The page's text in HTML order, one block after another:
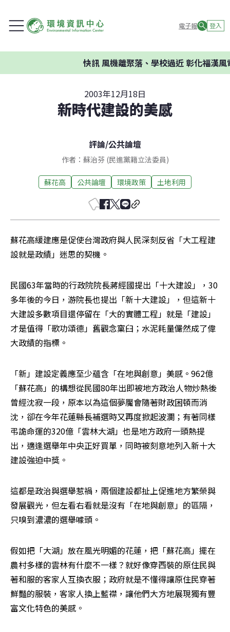
電子報 登入
快訊風機離聚落、學校過近 彰化福漢風
2003年12月18日
新時代建設的美感
評論/公共論壇
作者：蘇治芬 (民進黨籍立法委員)
蘇花高 公共論壇 環境政策 土地利用
蘇花高緩建應是促使台灣政府與人民深刻反省「大工程建
設就是政績」迷思的契機。
民國63年當時的行政院院長蔣經國提出「十大建設」，30
多年後的今日，游院長也提出「新十大建設」，但這新十
大建設多數項目還停留在「大的實體工程」就是「建設」
才是值得「歌功頌德」舊觀念窠臼；水泥耗量儼然成了偉
大政績的指標。
「新」建設定義應至少蘊含「在地與創意」美感。962億
「蘇花高」的構想從民國80年出即被地方政治人物炒熱後
曾經沈寂一段，原本以為這個夢魘會隨著財政困頓而消
沈，卻在今年花蓮縣長補選時又再度掀起波瀾；有著同樣
弔詭命運的320億「雲林大湖」也是地方政府一頭熱提
出，適逢選舉年中央正好買單，同時被刻意地列入新十大
建設強迫中獎。
這都是政治與選舉惹禍，兩個建設都扯上促進地方繁榮與
發展觀光，但左看右看就是沒有「在地與創意」的區隔，
只嗅到濃濃的選舉噱頭。
假如把「大湖」放在風光明媚的花蓮，把「蘇花高」擺在
農村多樣的雲林有什麼不一樣？就好像穿西裝的原住民與
著和服的客家人互換衣服；政府就是不懂得讓原住民穿著
鮮豔的服裝，客家人換上藍襟，讓他們大方地展現獨有豐
富文化特色的美感。